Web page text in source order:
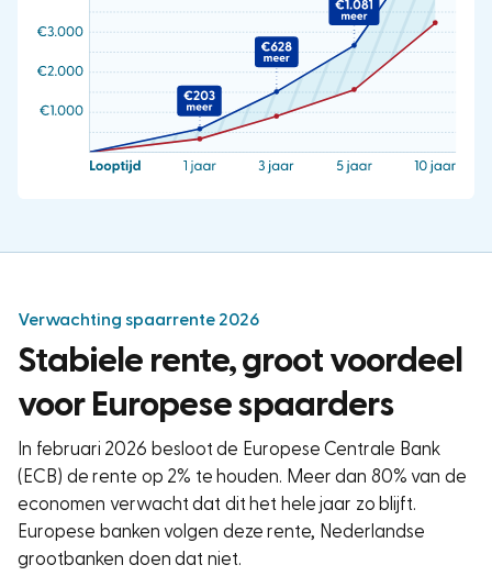
Verwachting spaarrente 2026
Stabiele rente, groot voordeel
voor Europese spaarders
In februari 2026 besloot de Europese Centrale Bank
(ECB) de rente op 2% te houden. Meer dan 80% van de
economen verwacht dat dit het hele jaar zo blijft.
Europese banken volgen deze rente, Nederlandse
grootbanken doen dat niet.